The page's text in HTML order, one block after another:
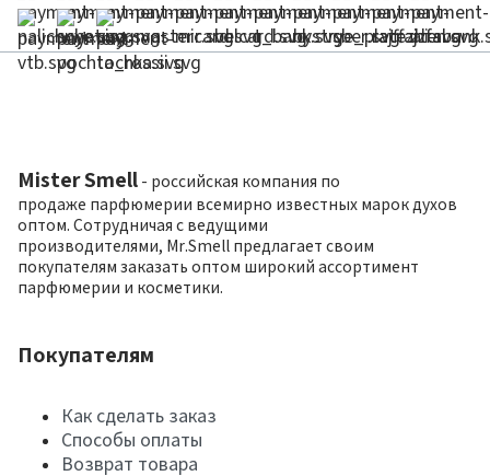
Mister Smell - российская компания по
продаже парфюмерии всемирно известных марок духов
оптом. Сотрудничая с ведущими
производителями, Mr.Smell предлагает своим
покупателям заказать оптом широкий ассортимент
парфюмерии и косметики.
Покупателям
Как сделать заказ
Способы оплаты
Возврат товара